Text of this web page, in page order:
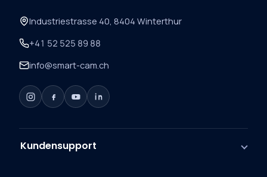
Industriestrasse 40, 8404 Winterthur
+41 52 525 89 88
info@smart-cam.ch
Kundensupport